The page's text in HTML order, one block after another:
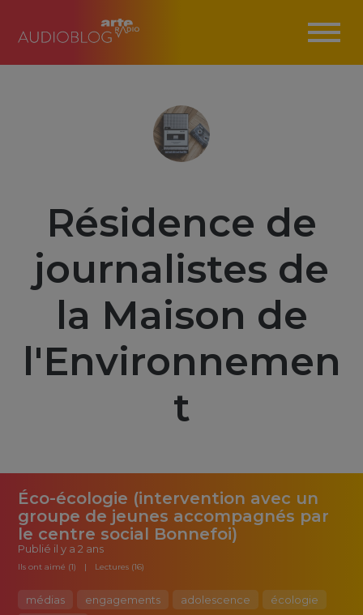
Résidence de
journalistes de
la Maison de
l'Environnemen
t
Éco-écologie (intervention avec un
groupe de jeunes accompagnés par
le centre social Bonnefoi)
Publié il y a 2 ans
Ils ont aimé (1) Lectures (16)
médias engagements adolescence
écologie